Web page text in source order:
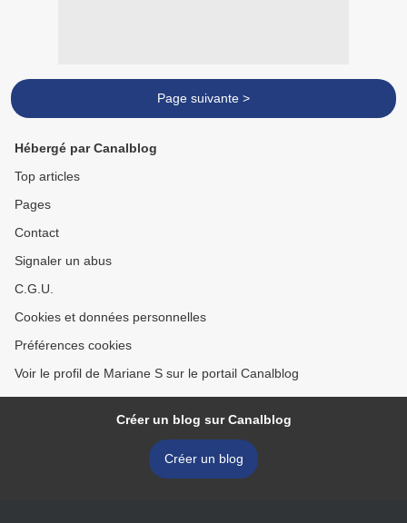
Page suivante >
Hébergé par Canalblog
Top articles
Pages
Contact
Signaler un abus
C.G.U.
Cookies et données personnelles
Préférences cookies
Voir le profil de Mariane S sur le portail Canalblog
Créer un blog sur Canalblog
Créer un blog